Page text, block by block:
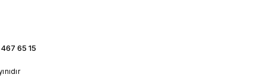
65 15